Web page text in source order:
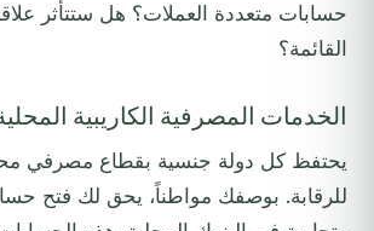
حسابات متعددة العملات؟ هل ستتأثر
القائمة؟
الخدمات المصرفية الكاريبية
يحتفظ كل دولة جنسية بقطاع مصرفي
للرقابة. بوصفك مواطناً، يحق لك فتح